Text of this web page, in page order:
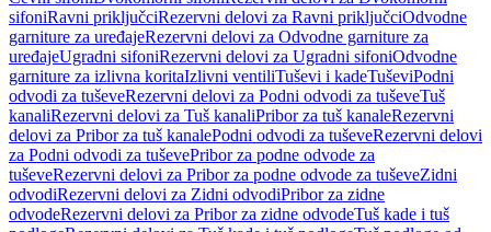
sifoniRavni priključciRezervni delovi za Ravni priključciOdvodne
garniture za uređajeRezervni delovi za Odvodne garniture za
uređajeUgradni sifoniRezervni delovi za Ugradni sifoniOdvodne
garniture za izlivna koritaIzlivni ventiliTuševi i kadeTuševiPodni
odvodi za tuševeRezervni delovi za Podni odvodi za tuševeTuš
kanaliRezervni delovi za Tuš kanaliPribor za tuš kanaleRezervni
delovi za Pribor za tuš kanalePodni odvodi za tuševeRezervni delovi
za Podni odvodi za tuševePribor za podne odvode za
tuševeRezervni delovi za Pribor za podne odvode za tuševeZidni
odvodiRezervni delovi za Zidni odvodiPribor za zidne
odvodeRezervni delovi za Pribor za zidne odvodeTuš kade i tuš